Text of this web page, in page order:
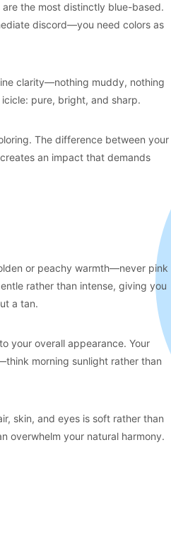
the most distinctly blue-based.
discord—you need colors as
clarity—nothing muddy, nothing
pure, bright, and sharp.
The difference between your
an impact that demands
or peachy warmth—never pink
rather than intense, giving you
a tan.
your overall appearance. Your
morning sunlight rather than
skin, and eyes is soft rather than
overwhelm your natural harmony.